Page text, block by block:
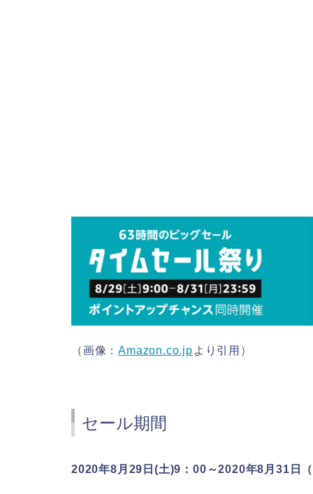
（画像：Amazon.co.jp より引用）
セール期間
2020年8月29日(土)9：00～2020年8月31日